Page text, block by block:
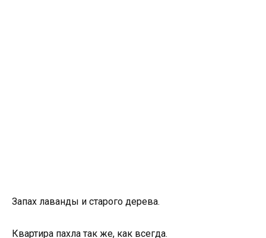
Запах лаванды и старого дерева.
Квартира пахла так же, как всегда.